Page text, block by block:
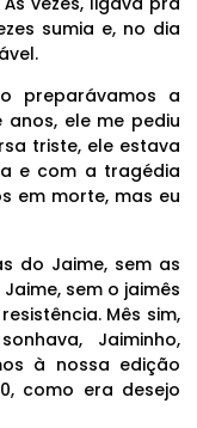
sumia e, no dia
preparávamos a
anos, ele me pediu
triste, ele estava
e com a tragédia
em morte, mas eu
do Jaime, sem as
sem o jaimês
Mês sim,
Jaiminho,
à nossa edição
como era desejo